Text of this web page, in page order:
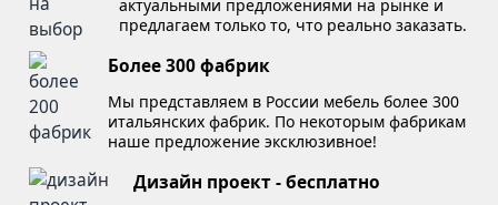
актуальными предложениями на рынке и
предлагаем только то, что реально заказать.
Более 300 фабрик
Мы представляем в России мебель более 300
итальянских фабрик. По некоторым фабрикам
наше предложение эксклюзивное!
Дизайн проект - бесплатно